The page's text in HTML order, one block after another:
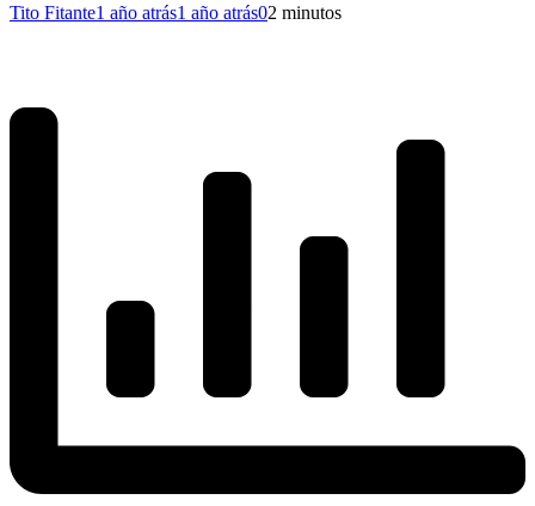
Tito Fitante1 año atrás1 año atrás02 minutos